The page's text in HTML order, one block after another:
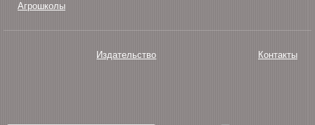
Агрошколы
Издательство Контакты